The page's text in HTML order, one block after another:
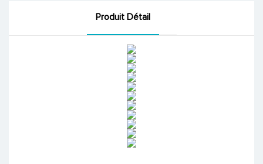
Produit Détail